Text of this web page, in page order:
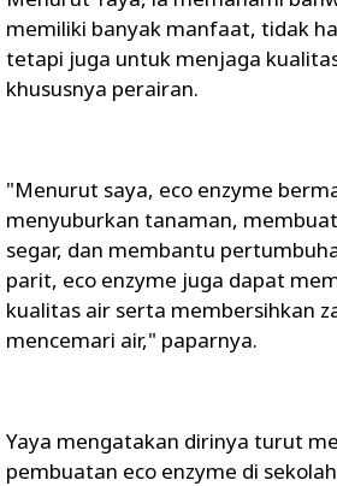
memiliki banyak manfaat, tidak
tetapi juga untuk menjaga
khususnya perairan.
"Menurut saya, eco enzyme
menyuburkan tanaman,
segar, dan membantu
parit, eco enzyme juga dapat
kualitas air serta membersihkan
mencemari air," paparnya.
Yaya mengatakan dirinya turut
pembuatan eco enzyme di